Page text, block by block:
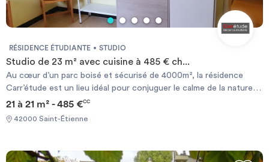
RÉSIDENCE ÉTUDIANTE STUDIO
Studio de 23 m² avec cuisine à 485 € ch...
Au cœur d’un parc boisé et sécurisé de 4000m², la résidence
Carr’étude est un lieu idéal pour conjuguer le calme de la nature
et le centre-ville de Saint-Etienne. Que vous soyez en stage, en
apprentissage ou en année d’étude supérieure ces résidences
sont idéales. A la fois confortables et modernes, la résidence
totalement adaptés à vos besoins. Pas de perte de temps dans
21 à 21 m² - 485 €CC
42000 Saint-Étienne